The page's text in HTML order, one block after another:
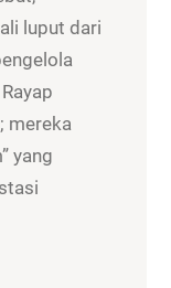
luput dari
mereka
yang